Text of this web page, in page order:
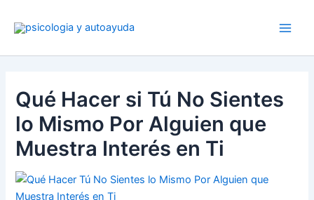
Qué Hacer si Tú No Sientes
lo Mismo Por Alguien que
Muestra Interés en Ti